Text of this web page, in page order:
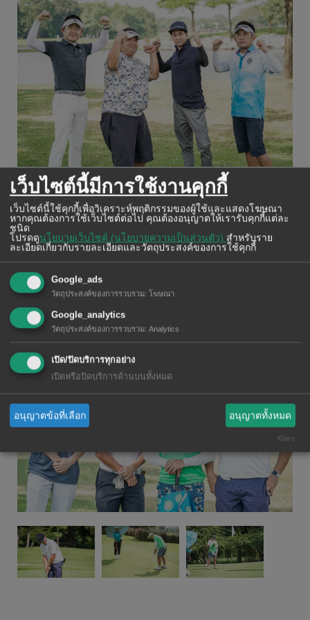
2-2
เว็บไซต์นี้มีการใช้งานคุกกี้
เว็บไซต์นี้ใช้คุกกี้เพื่อวิเคราะห์พฤติกรรมของผู้ใช้และแสดงโฆษณา
หากคุณต้องการใช้เว็บไซต์ต่อไป คุณต้องอนุญาตให้เรารับคุกกี้แต่ละ
ชนิด
โปรดดูนโยบายเว็บไซต์ (นโยบายความเป็นส่วนตัว) สำหรับราย
ละเอียดเกี่ยวกับรายละเอียดและวัตถุประสงค์ของการใช้คุกกี้
Google_ads
วัตถุประสงค์ของการรวบรวม: โฆษณา
Google_analytics
วัตถุประสงค์ของการรวบรวม: Analytics
เปิด/ปิดบริการทุกอย่าง
เปิดหรือปิดบริการด้านบนทั้งหมด
อนุญาตข้อที่เลือก อนุญาตทั้งหมด
Klaro